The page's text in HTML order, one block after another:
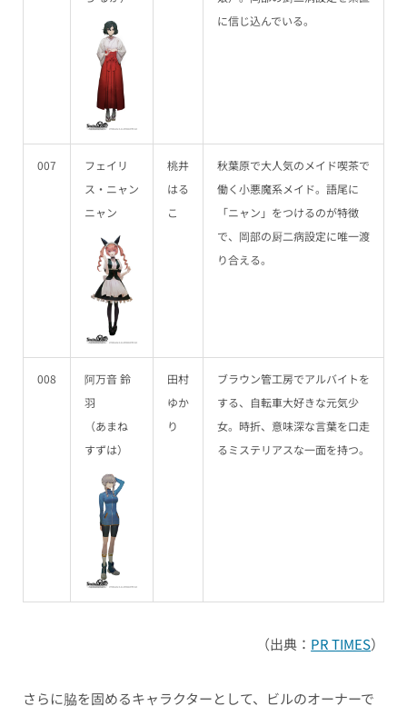
に信じ込んでいる。
007
フェイリ
ス・ニャン
ニャン
桃井
はる
こ
秋葉原で大人気のメイド喫茶で
働く小悪魔系メイド。語尾に
「ニャン」をつけるのが特徴
で、岡部の厨二病設定に唯一渡
り合える。
008
阿万音 鈴
羽
（あまね
すずは）
田村
ゆか
り
ブラウン管工房でアルバイトを
する、自転車大好きな元気少
女。時折、意味深な言葉を口走
るミステリアスな一面を持つ。
（出典： PR TIMES）
さらに脇を固めるキャラクターとして、ビルのオーナーで